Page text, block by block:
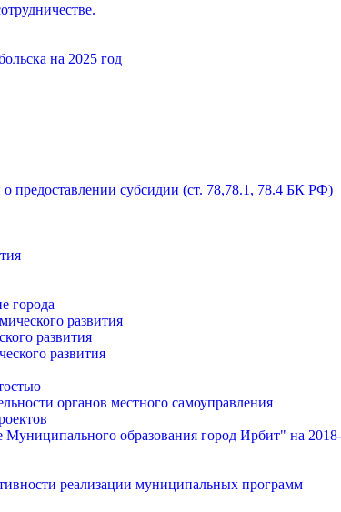
на 2025 год
предоставлении субсидии (ст. 78,78.1, 78.4 БК РФ)
города
развития
развития
развития
органов местного самоуправления
Муниципального образования город Ирбит" на
реализации муниципальных программ